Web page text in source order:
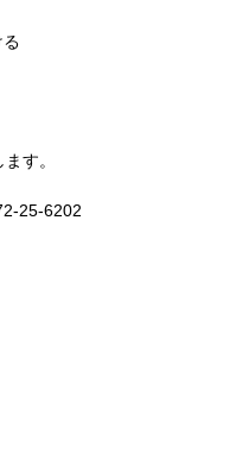
す。
25-6202